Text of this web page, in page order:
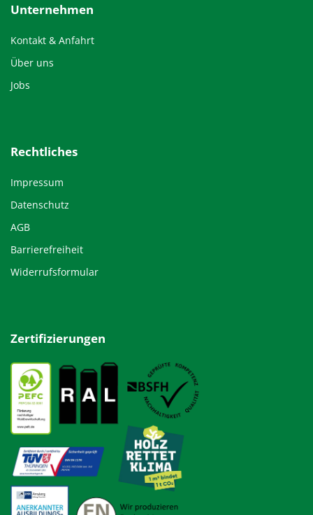
Unternehmen
Kontakt & Anfahrt
Über uns
Jobs
Rechtliches
Impressum
Datenschutz
AGB
Barrierefreiheit
Widerrufsformular
Zertifizierungen